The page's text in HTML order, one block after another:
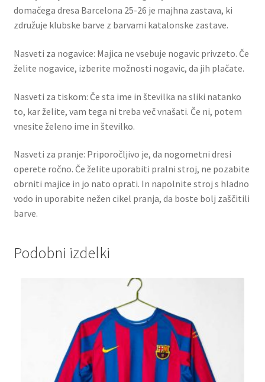
domačega dresa Barcelona 25-26 je majhna zastava, ki
združuje klubske barve z barvami katalonske zastave.
Nasveti za nogavice: Majica ne vsebuje nogavic privzeto. Če
želite nogavice, izberite možnosti nogavic, da jih plačate.
Nasveti za tiskom: Če sta ime in številka na sliki natanko
to, kar želite, vam tega ni treba več vnašati. Če ni, potem
vnesite želeno ime in številko.
Nasveti za pranje: Priporočljivo je, da nogometni dresi
operete ročno. Če želite uporabiti pralni stroj, ne pozabite
obrniti majice in jo nato oprati. In napolnite stroj s hladno
vodo in uporabite nežen cikel pranja, da boste bolj zaščitili
barve.
Podobni izdelki